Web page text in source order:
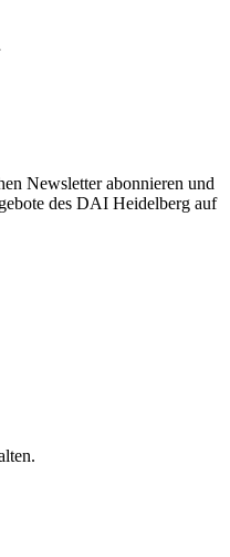
Newsletter abonnieren und
des DAI Heidelberg auf